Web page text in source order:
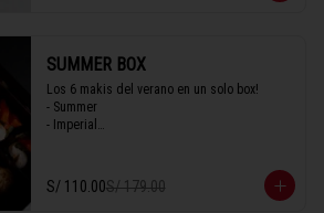
SUMMER BOX
Los 6 makis del verano en un solo box!
- Summer
- Imperial
- Acevichado
- Parma
S/ 110.00S/ 179.00